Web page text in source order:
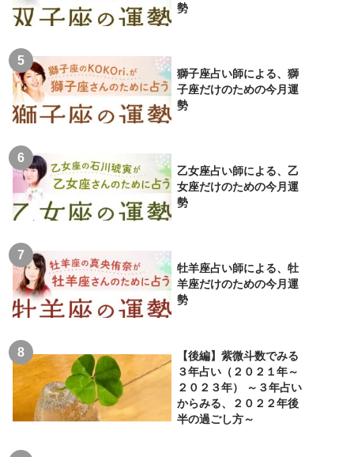
勢
獅子座占い師による、獅
子座だけのための今月運
勢
乙女座占い師による、乙
女座だけのための今月運
勢
牡羊座占い師による、牡
羊座だけのための今月運
勢
【後編】紫微斗数でみる
３年占い（２０２１年～
２０２３年） ～３年占い
からみる、２０２２年後
半の過ごし方～